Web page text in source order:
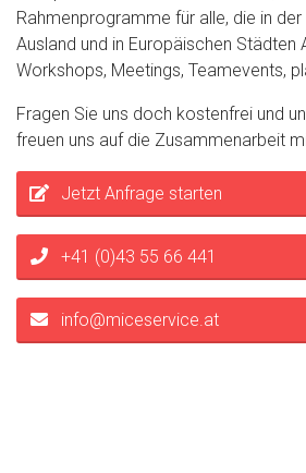
Rahmenprogramme für alle, die in
Ausland und in Europäischen Städten
Workshops, Meetings, Teamevents,
Fragen Sie uns doch kostenfrei und
freuen uns auf die Zusammenarbeit
Jetzt Anfrage starten
+41 (0)43 55 66 441
info@miceservice.at